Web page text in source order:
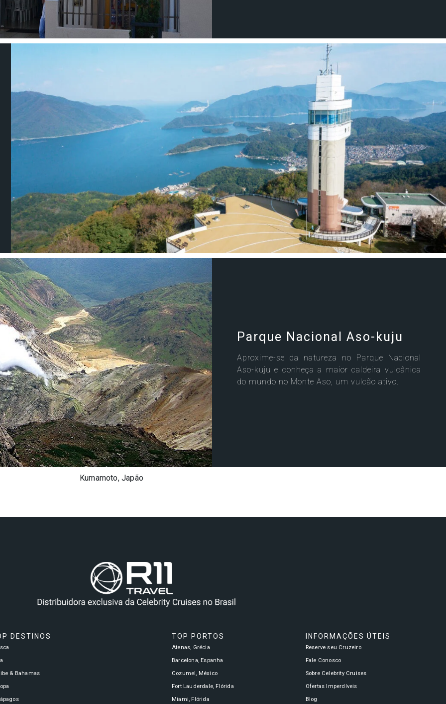
Parque Nacional Aso-kuju
Aproxime-se da natureza no Parque Nacional
Aso-kuju e conheça a maior caldeira vulcânica
do mundo no Monte Aso, um vulcão ativo.
Kumamoto, Japão
DESTINOS
& Bahamas
TOP PORTOS
Atenas, Grécia
Barcelona, Espanha
Cozumel, México
Fort Lauderdale, Flórida
Miami, Flórida
INFORMAÇÕES ÚTEIS
Reserve seu Cruzeiro
Fale Conosco
Sobre Celebrity Cruises
Ofertas Imperdíveis
Blog